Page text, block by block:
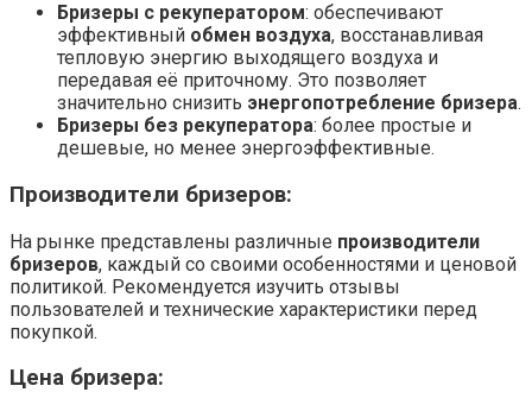
Бризеры с рекуператором: обеспечивают
эффективный обмен воздуха, восстанавливая
тепловую энергию выходящего воздуха и
передавая её приточному. Это позволяет
значительно снизить энергопотребление бризера.
Бризеры без рекуператора: более простые и
дешевые, но менее энергоэффективные.
Производители бризеров:
На рынке представлены различные производители
бризеров, каждый со своими особенностями и ценовой
политикой. Рекомендуется изучить отзывы
пользователей и технические характеристики перед
покупкой.
Цена бризера: